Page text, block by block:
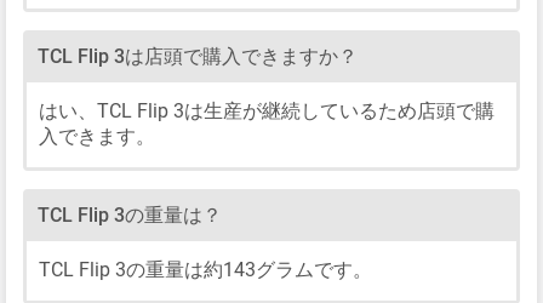
TCL Flip 3は店頭で購入できますか？
はい、TCL Flip 3は生産が継続しているため店頭で購
入できます。
TCL Flip 3の重量は？
TCL Flip 3の重量は約143グラムです。